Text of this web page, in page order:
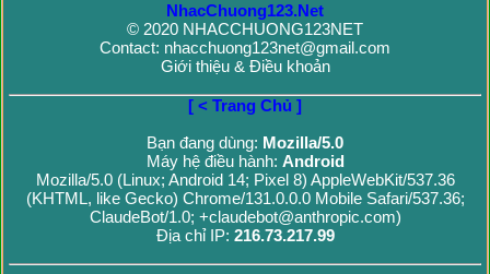
NhacChuong123.Net
© 2020 NHACCHUONG123NET
Contact: nhacchuong123net@gmail.com
Giới thiệu & Điều khoản
[ < Trang Chủ ]
Bạn đang dùng: Mozilla/5.0
Máy hệ điều hành: Android
Mozilla/5.0 (Linux; Android 14; Pixel 8) AppleWebKit/537.36
(KHTML, like Gecko) Chrome/131.0.0.0 Mobile Safari/537.36;
ClaudeBot/1.0; +claudebot@anthropic.com)
Địa chỉ IP: 216.73.217.99